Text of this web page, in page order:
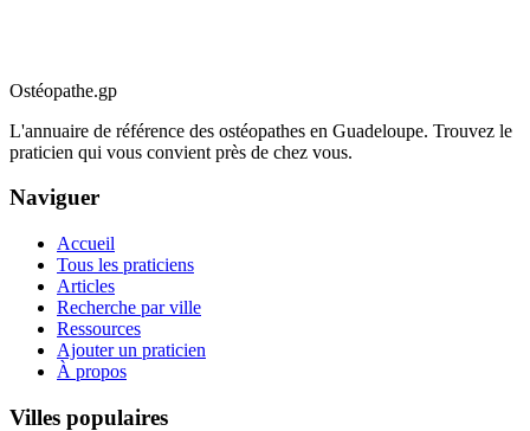
Ostéopathe.gp
L'annuaire de référence des ostéopathes en Guadeloupe. Trouvez le
praticien qui vous convient près de chez vous.
Naviguer
Accueil
Tous les praticiens
Articles
Recherche par ville
Ressources
Ajouter un praticien
À propos
Villes populaires